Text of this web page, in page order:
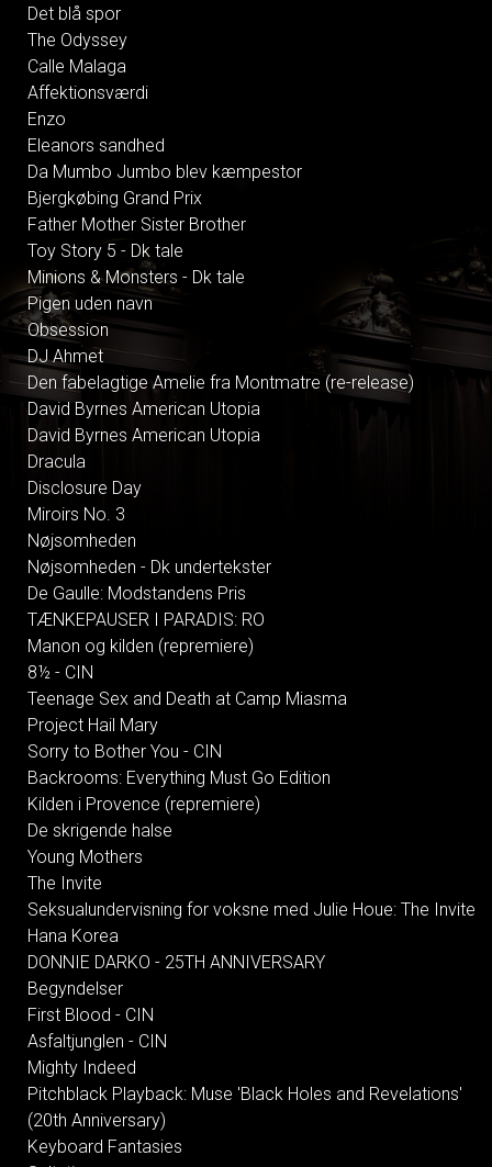
Det blå spor
The Odyssey
Calle Malaga
Affektionsværdi
Enzo
Eleanors sandhed
Da Mumbo Jumbo blev kæmpestor
Bjergkøbing Grand Prix
Father Mother Sister Brother
Toy Story 5 - Dk tale
Minions & Monsters - Dk tale
Pigen uden navn
Obsession
DJ Ahmet
Den fabelagtige Amelie fra Montmatre (re-release)
David Byrnes American Utopia
David Byrnes American Utopia
Dracula
Disclosure Day
Miroirs No. 3
Nøjsomheden
Nøjsomheden - Dk undertekster
De Gaulle: Modstandens Pris
TÆNKEPAUSER I PARADIS: RO
Manon og kilden (repremiere)
8½ - CIN
Teenage Sex and Death at Camp Miasma
Project Hail Mary
Sorry to Bother You - CIN
Backrooms: Everything Must Go Edition
Kilden i Provence (repremiere)
De skrigende halse
Young Mothers
The Invite
Seksualundervisning for voksne med Julie Houe: The Invite
Hana Korea
DONNIE DARKO - 25TH ANNIVERSARY
Begyndelser
First Blood - CIN
Asfaltjunglen - CIN
Mighty Indeed
Pitchblack Playback: Muse 'Black Holes and Revelations'
(20th Anniversary)
Keyboard Fantasies